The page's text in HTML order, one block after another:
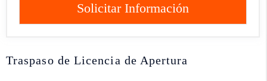
Solicitar Información
Traspaso de Licencia de Apertura